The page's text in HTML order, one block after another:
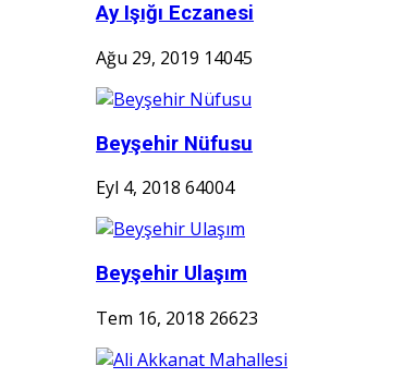
Ay Işığı Eczanesi
Ağu 29, 2019 14045
Beyşehir Nüfusu
Eyl 4, 2018 64004
Beyşehir Ulaşım
Tem 16, 2018 26623